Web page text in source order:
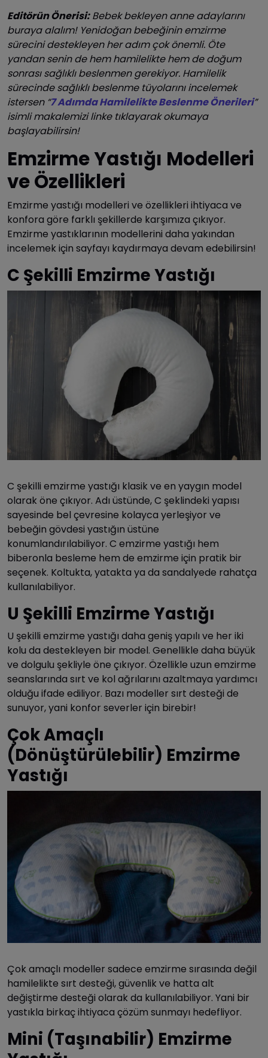
Editörün Önerisi:Bebek bekleyen anne adaylarını
buraya alalım! Yenidoğan bebeğinin emzirme
sürecini destekleyen her adım çok önemli. Öte
yandan senin de hem hamilelikte hem de doğum
sonrası sağlıklı beslenmen gerekiyor. Hamilelik
sürecinde sağlıklı beslenme tüyolarını incelemek
istersen “7 Adımda Hamilelikte Beslenme Önerileri”
isimli makalemizi linke tıklayarak okumaya
başlayabilirsin!
Emzirme Yastığı Modelleri
ve Özellikleri
Emzirme yastığı modelleri ve özellikleri ihtiyaca ve
konfora göre farklı şekillerde karşımıza çıkıyor.
Emzirme yastıklarının modellerini daha yakından
incelemek için sayfayı kaydırmaya devam edebilirsin!
C Şekilli Emzirme Yastığı
C şekilli emzirme yastığı klasik ve en yaygın model
olarak öne çıkıyor. Adı üstünde, C şeklindeki yapısı
sayesinde bel çevresine kolayca yerleşiyor ve
bebeğin gövdesi yastığın üstüne
konumlandırılabiliyor. C emzirme yastığı hem
biberonla besleme hem de emzirme için pratik bir
seçenek. Koltukta, yatakta ya da sandalyede rahatça
kullanılabiliyor.
U Şekilli Emzirme Yastığı
U şekilli emzirme yastığı daha geniş yapılı ve her iki
kolu da destekleyen bir model. Genellikle daha büyük
ve dolgulu şekliyle öne çıkıyor. Özellikle uzun emzirme
seanslarında sırt ve kol ağrılarını azaltmaya yardımcı
olduğu ifade ediliyor. Bazı modeller sırt desteği de
sunuyor, yani konfor severler için birebir!
Çok Amaçlı
(Dönüştürülebilir) Emzirme
Yastığı
Çok amaçlı modeller sadece emzirme sırasında değil
hamilelikte sırt desteği, güvenlik ve hatta alt
değiştirme desteği olarak da kullanılabiliyor. Yani bir
yastıkla birkaç ihtiyaca çözüm sunmayı hedefliyor.
Mini (Taşınabilir) Emzirme